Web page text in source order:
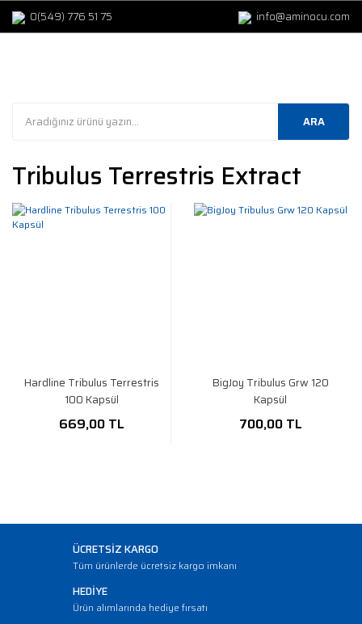
0(549) 776 51 75 info@aminocu.com
ARA
Tribulus Terrestris Extract
Hardline Tribulus Terrestris
100 Kapsül
669,00 TL
BigJoy Tribulus Grw 120
Kapsül
700,00 TL
ÜCRETSİZ KARGO
Tüm ürünlerde ücretsiz kargo imkanı
HEDİYE
Ürün alımlarında hediye fırsatı